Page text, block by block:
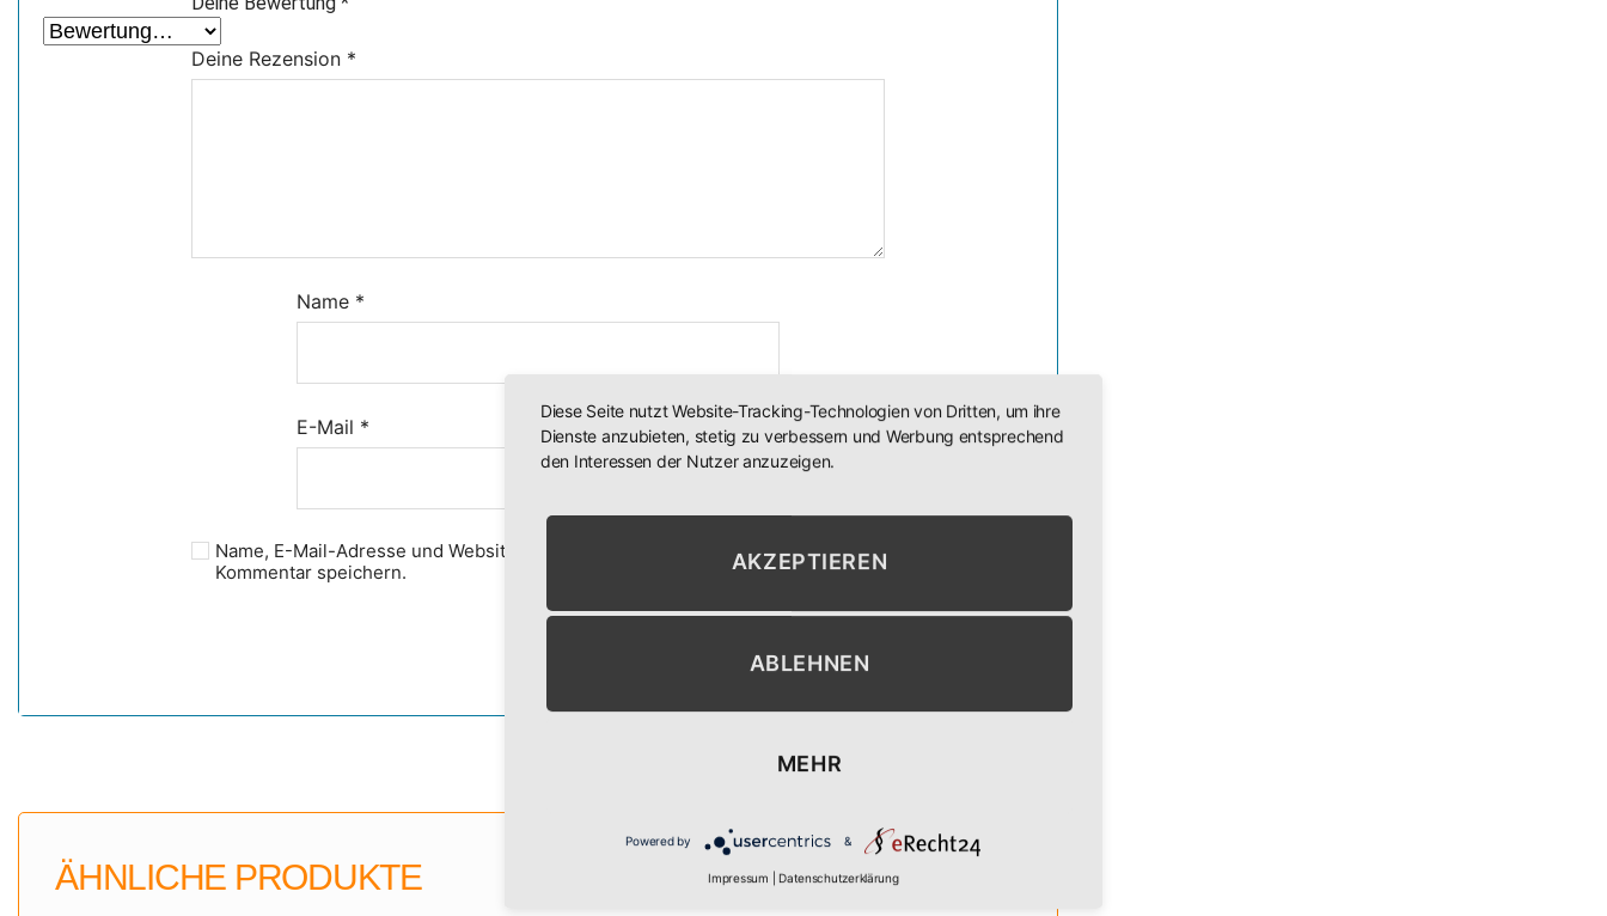
Deine Rezension *
Name *
E-Mail *
Name, E-Mail-Adresse und Website in diesem Browser für meinen nächsten
Kommentar speichern.
ÄHNLICHE PRODUKTE
Diese Seite nutzt Website-Tracking-Technologien von Dritten, um ihre
Dienste anzubieten, stetig zu verbessern und Werbung entsprechend
den Interessen der Nutzer anzuzeigen.
AKZEPTIEREN
ABLEHNEN
MEHR
Powered by &
Impressum Datenschutzerklärung